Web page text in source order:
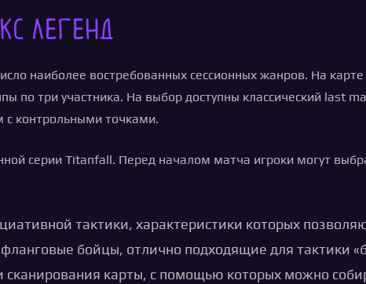
Легенд
наиболее востребованных сессионных жанров. На
по три участника. На выбор доступны классический last
контрольными точками.
серии Titanfall. Перед началом матча игроки могут
тактики, характеристики которых
бойцы, отлично подходящие для тактики
сканирования карты, с помощью которых можно